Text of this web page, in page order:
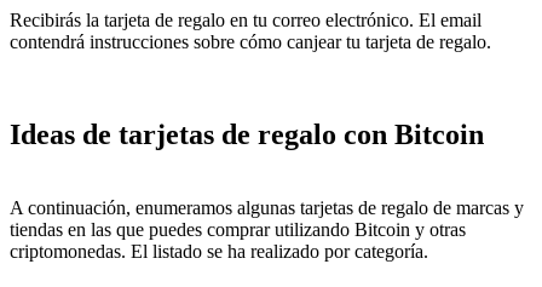
Recibirás la tarjeta de regalo en tu correo electrónico. El email
contendrá instrucciones sobre cómo canjear tu tarjeta de regalo.
Ideas de tarjetas de regalo con Bitcoin
A continuación, enumeramos algunas tarjetas de regalo de marcas y
tiendas en las que puedes comprar utilizando Bitcoin y otras
criptomonedas. El listado se ha realizado por categoría.